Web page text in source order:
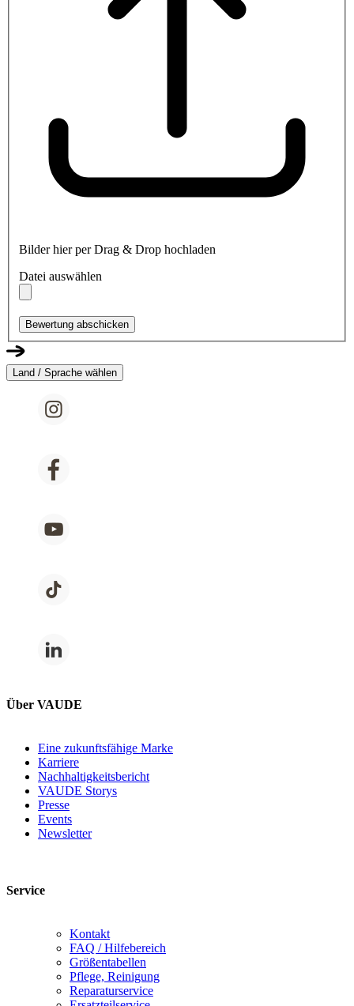
Bilder hier per Drag & Drop hochladen
Datei auswählen
Bewertung abschicken
Land / Sprache wählen
Über VAUDE
Eine zukunftsfähige Marke
Karriere
Nachhaltigkeitsbericht
VAUDE Storys
Presse
Events
Newsletter
Service
Kontakt
FAQ / Hilfebereich
Größentabellen
Pflege, Reinigung
Reparaturservice